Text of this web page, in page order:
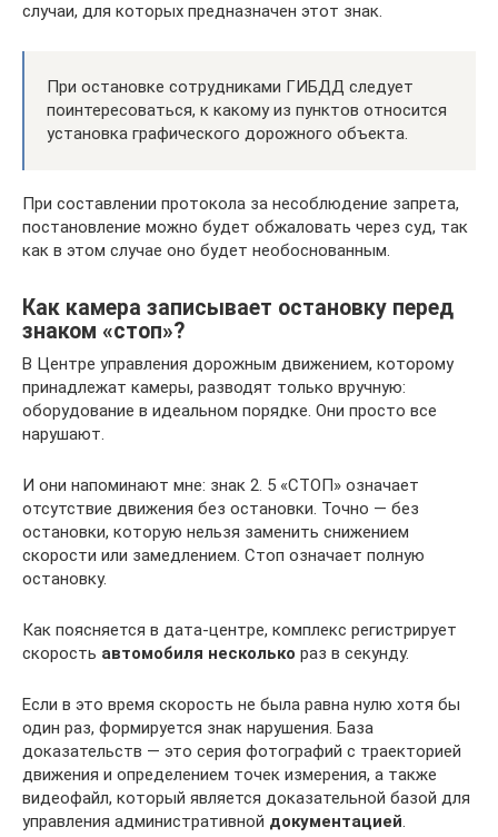
случаи, для которых предназначен этот знак.
При остановке сотрудниками ГИБДД следует
поинтересоваться, к какому из пунктов относится
установка графического дорожного объекта.
При составлении протокола за несоблюдение запрета,
постановление можно будет обжаловать через суд, так
как в этом случае оно будет необоснованным.
Как камера записывает остановку перед
знаком «стоп»?
В Центре управления дорожным движением, которому
принадлежат камеры, разводят только вручную:
оборудование в идеальном порядке. Они просто все
нарушают.
И они напоминают мне: знак 2. 5 «СТОП» означает
отсутствие движения без остановки. Точно — без
остановки, которую нельзя заменить снижением
скорости или замедлением. Стоп означает полную
остановку.
Как поясняется в дата-центре, комплекс регистрирует
скорость автомобиля несколько раз в секунду.
Если в это время скорость не была равна нулю хотя бы
один раз, формируется знак нарушения. База
доказательств — это серия фотографий с траекторией
движения и определением точек измерения, а также
видеофайл, который является доказательной базой для
управления административной документацией.